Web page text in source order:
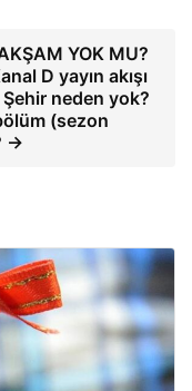
YOK MU?
D yayın akışı
neden yok?
(sezon
→